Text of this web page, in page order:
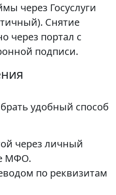
через Госуслуги
Снятие
через портал с
подписи.
удобный способ
через личный
МФО.
по реквизитам